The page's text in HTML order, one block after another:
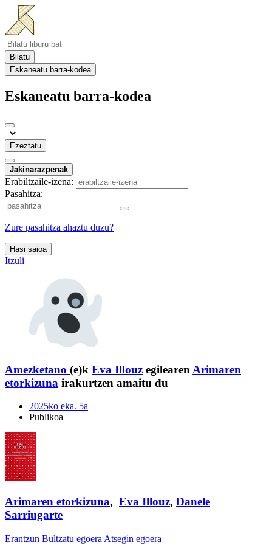
Bilatu
Eskaneatu barra-kodea
Eskaneatu barra-kodea
Ezeztatu
Jakinarazpenak
Erabiltzaile-izena:
Pasahitza:
Zure pasahitza ahaztu duzu?
Hasi saioa
Itzuli
Amezketano (e)k Eva Illouz egilearen Arimaren
etorkizuna irakurtzen amaitu du
2025ko eka. 5a
Publikoa
Arimaren etorkizuna, Eva Illouz, Danele
Sarriugarte
Erantzun Bultzatu egoera Atsegin egoera